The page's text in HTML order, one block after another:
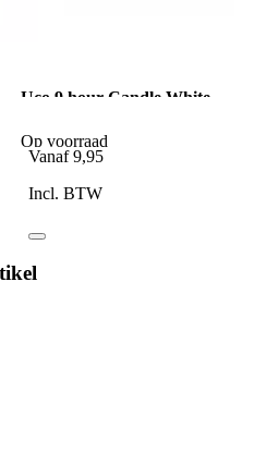
Uco 9 hour Candle White
Op voorraad
Vanaf 9,95
Incl. BTW